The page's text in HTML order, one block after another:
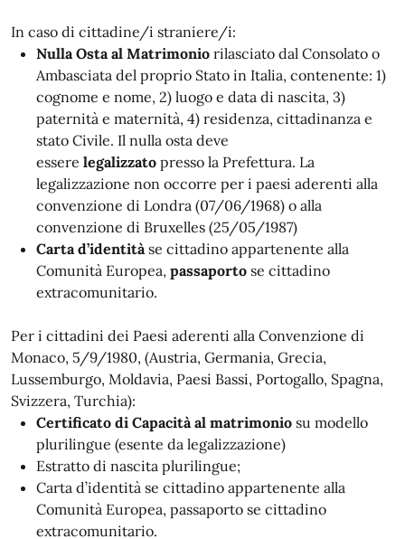
In caso di cittadine/i straniere/i:
Nulla Osta al Matrimonio rilasciato dal Consolato o
Ambasciata del proprio Stato in Italia, contenente: 1)
cognome e nome, 2) luogo e data di nascita, 3)
paternità e maternità, 4) residenza, cittadinanza e
stato Civile. Il nulla osta deve
essere legalizzato presso la Prefettura. La
legalizzazione non occorre per i paesi aderenti alla
convenzione di Londra (07/06/1968) o alla
convenzione di Bruxelles (25/05/1987)
Carta d’identitàse cittadino appartenente alla
Comunità Europea, passaporto se cittadino
extracomunitario.
Per i cittadini dei Paesi aderenti alla Convenzione di
Monaco, 5/9/1980, (Austria, Germania, Grecia,
Lussemburgo, Moldavia, Paesi Bassi, Portogallo, Spagna,
Svizzera, Turchia):
Certificato di Capacità al matrimonio su modello
plurilingue (esente da legalizzazione)
Estratto di nascita plurilingue;
Carta d’identità se cittadino appartenente alla
Comunità Europea, passaporto se cittadino
extracomunitario.